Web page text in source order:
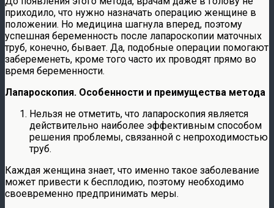
приходило, что нужно назначать операцию женщине в
положении. Но медицина шагнула вперед, поэтому
успешная беременность после лапароскопии маточных
труб, конечно, бывает. Да, подобные операции помогают
забеременеть, кроме того часто их проводят прямо во
время беременности.
Лапароскопия. Особенности и преимущества метода
Нельзя не отметить, что лапароскопия является
действительно наиболее эффективным способом
решения проблемы, связанной с непроходимостью
труб.
Каждая женщина знает, что именно такое заболевание
может привести к бесплодию, поэтому необходимо
своевременно предпринимать меры.